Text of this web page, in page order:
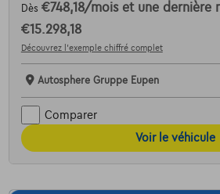
Dès €748,18/mois et une dernière
€15.298,18
Découvrez l’exemple chiffré complet
Autosphere Gruppe Eupen
Comparer
Voir le véhicule